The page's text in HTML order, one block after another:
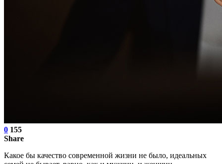
0 155
Share
Какое бы качество современной жизни не было, идеальных